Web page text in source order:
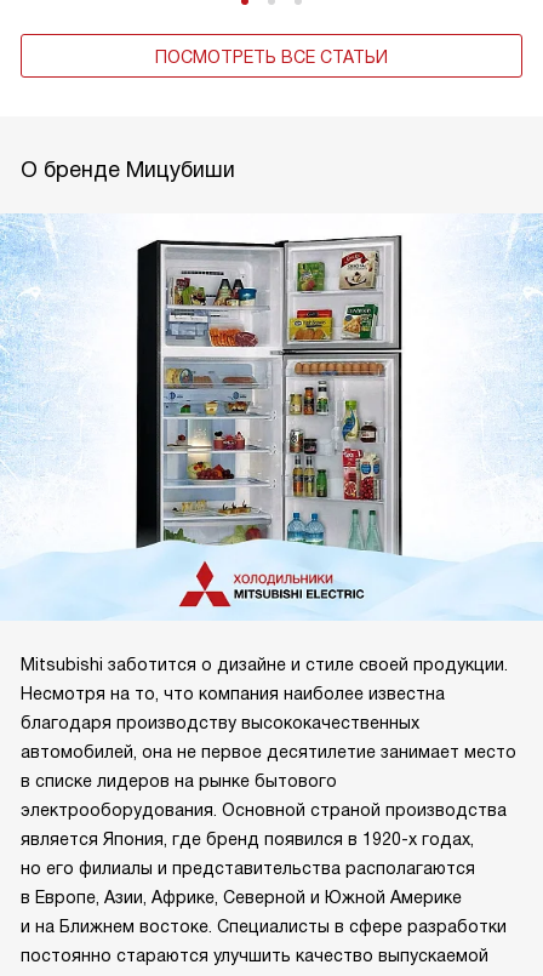
ПОСМОТРЕТЬ ВСЕ СТАТЬИ
О бренде Мицубиши
Mitsubishi заботится о дизайне и стиле своей продукции.
Несмотря на то, что компания наиболее известна
благодаря производству высококачественных
автомобилей, она не первое десятилетие занимает место
в списке лидеров на рынке бытового
электрооборудования. Основной страной производства
является Япония, где бренд появился в 1920-х годах,
но его филиалы и представительства располагаются
в Европе, Азии, Африке, Северной и Южной Америке
и на Ближнем востоке. Специалисты в сфере разработки
постоянно стараются улучшить качество выпускаемой